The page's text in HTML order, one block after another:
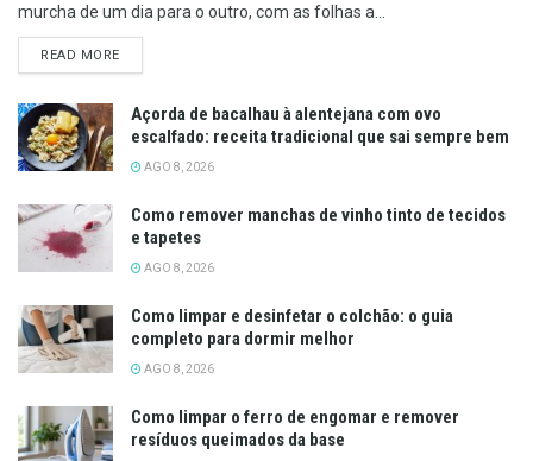
murcha de um dia para o outro, com as folhas a...
READ MOREDETAILS
Açorda de bacalhau à alentejana com ovo
escalfado: receita tradicional que sai sempre bem
AGO 8, 2026
Como remover manchas de vinho tinto de tecidos
e tapetes
AGO 8, 2026
Como limpar e desinfetar o colchão: o guia
completo para dormir melhor
AGO 8, 2026
Como limpar o ferro de engomar e remover
resíduos queimados da base